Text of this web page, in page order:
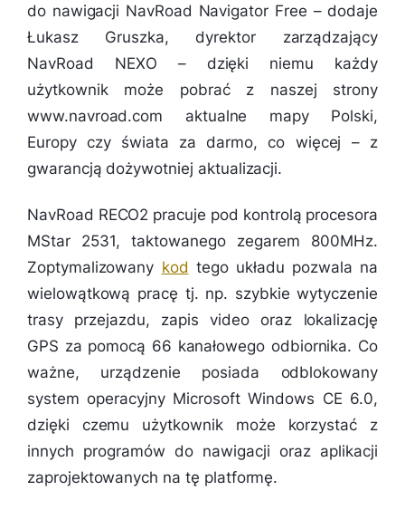
do nawigacji NavRoad Navigator Free – dodaje
Łukasz Gruszka, dyrektor zarządzający
NavRoad NEXO –dzięki niemu każdy
użytkownik może pobrać z naszej strony
www.navroad.com aktualne mapy Polski,
Europy czy świata za darmo, co więcej – z
gwarancją dożywotniej aktualizacji.
NavRoad RECO2 pracuje pod kontrolą procesora
MStar 2531, taktowanego zegarem 800MHz.
Zoptymalizowany kod tego układu pozwala na
wielowątkową pracę tj. np. szybkie wytyczenie
trasy przejazdu, zapis video oraz lokalizację
GPS za pomocą 66 kanałowego odbiornika. Co
ważne, urządzenie posiada odblokowany
system operacyjny Microsoft Windows CE 6.0,
dzięki czemu użytkownik może korzystać z
innych programów do nawigacji oraz aplikacji
zaprojektowanych na tę platformę.